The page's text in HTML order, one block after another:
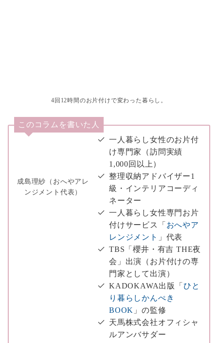
4回12時間のお片付けで変わった暮らし。
このコラムを書いた人
成島理紗（おへやアレ
ンジメント代表）
一人暮らし女性のお片付
け専門家（訪問実績
1,000回以上）
整理収納アドバイザー1
級・インテリアコーディ
ネーター
一人暮らし女性専門お片
付けサービス「 おへやア
レンジメント
」代表
TBS「櫻井・有吉 THE夜
会」出演（お片付けの専
門家として出演）
KADOKAWA出版「 ひと
り暮らしかんぺき
BOOK 」の監修
天馬株式会社オフィシャ
ルアンバサダー